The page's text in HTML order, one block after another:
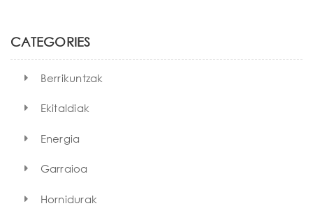
h
CATEGORIES
Berrikuntzak
Ekitaldiak
Energia
Garraioa
Hornidurak